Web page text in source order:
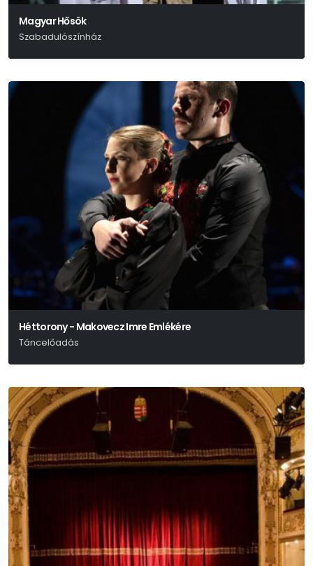
Magyar Hősök
Szabadulószínház
Héttorony - Makovecz Imre Emlékére
Táncelőadás